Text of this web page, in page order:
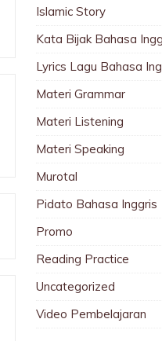
Islamic Story
Kata Bijak Bahasa
Lyrics Lagu Bahasa
Materi Grammar
Materi Listening
Materi Speaking
Murotal
Pidato Bahasa Inggris
Promo
Reading Practice
Uncategorized
Video Pembelajaran